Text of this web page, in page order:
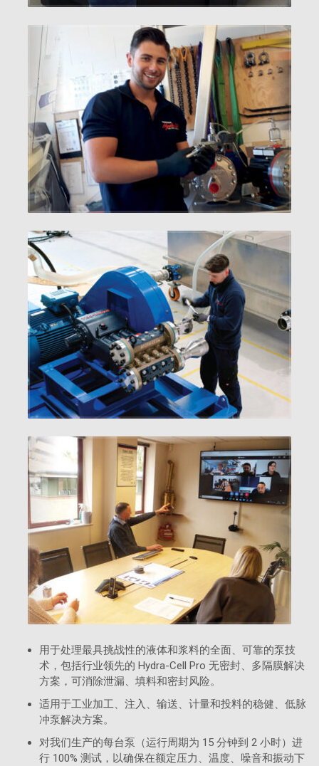
用于处理最具挑战性的液体和浆料的全面、可靠的泵技
术，包括行业领先的 Hydra-Cell Pro 无密封、多隔膜解决
方案，可消除泄漏、填料和密封风险。
适用于工业加工、注入、输送、计量和投料的稳健、低脉
冲泵解决方案。
对我们生产的每台泵（运行周期为 15 分钟到 2 小时）进
行 100% 测试，以确保在额定压力、温度、噪音和振动下